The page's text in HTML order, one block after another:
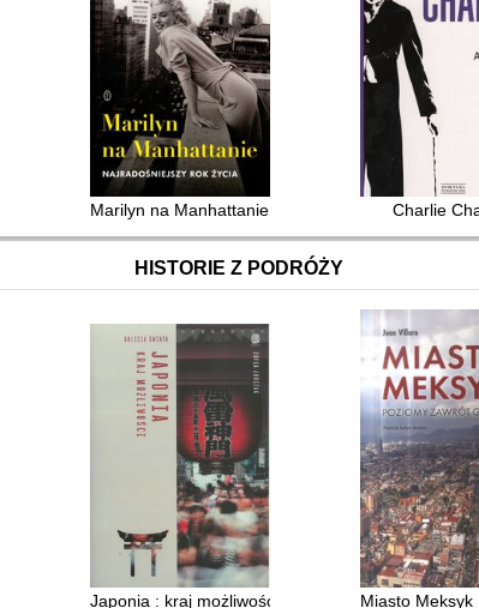
: kłamca, mitoman, czy konformista - rzecz o towarzyszu :
Marilyn na Manhattanie : najradośniejszy rok życia
Charlie
HISTORIE Z PODRÓŻY
o naturzeJaponia : kraj możliwości Miasto Meksyk